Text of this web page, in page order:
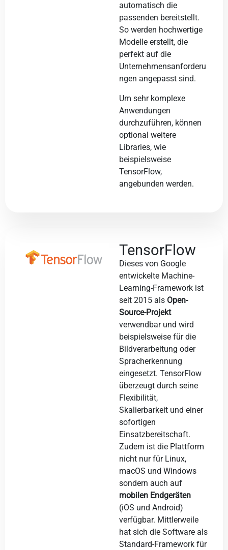
automatisch die
passenden bereitstellt.
So werden hochwertige
Modelle erstellt, die
perfekt auf die
Unternehmensanforderu
ngen angepasst sind.
Um sehr komplexe
Anwendungen
durchzuführen, können
optional weitere
Libraries, wie
beispielsweise
TensorFlow,
angebunden werden.
TensorFlow
Dieses von Google
entwickelte Machine-
Learning-Framework ist
seit 2015 als Open-
Source-Projekt
verwendbar und wird
beispielsweise für die
Bildverarbeitung oder
Spracherkennung
eingesetzt. TensorFlow
überzeugt durch seine
Flexibilität,
Skalierbarkeit und einer
sofortigen
Einsatzbereitschaft.
Zudem ist die Plattform
nicht nur für Linux,
macOS und Windows
sondern auch auf
mobilen Endgeräten
(iOS und Android)
verfügbar. Mittlerweile
hat sich die Software als
Standard-Framework für